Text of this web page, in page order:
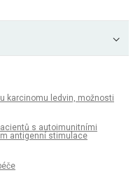
karcinomu ledvin, možnosti
s autoimunitními
antigenní stimulace